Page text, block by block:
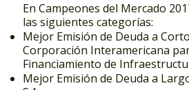
En Campeones del Mercado
las siguientes categorías:
Mejor Emisión de Deuda a
Corporación Interamericana
Financiamiento de
Mejor Emisión de Deuda a